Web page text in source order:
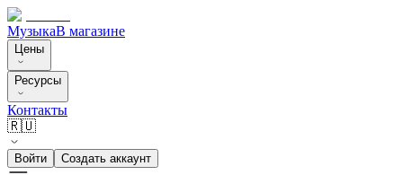
МузыкаВ магазине
Цены
Ресурсы
Контакты
🇷🇺
Войти Создать аккаунт